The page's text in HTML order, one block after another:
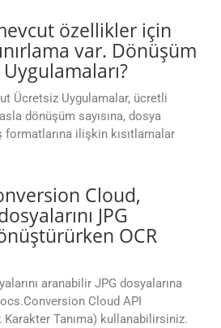
özellikler için
var. Dönüşüm
Ücretsiz Uygulamalar, ücretli
dönüşüm sayısına, dosya
formatlarına ilişkin kısıtlamalar
Cloud,
JPG
OCR
aranabilir JPG dosyalarına
Cloud API
Karakter Tanıma) kullanabilirsiniz.